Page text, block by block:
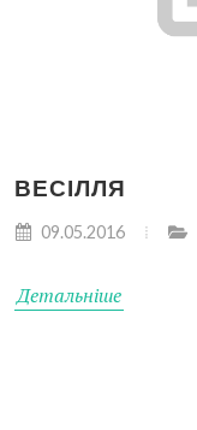
ВЕСІЛЛЯ
09.05.2016
Детальніше